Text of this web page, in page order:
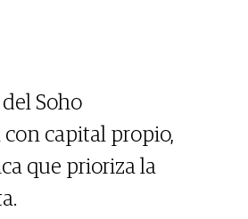
Soho
capital propio,
que prioriza la